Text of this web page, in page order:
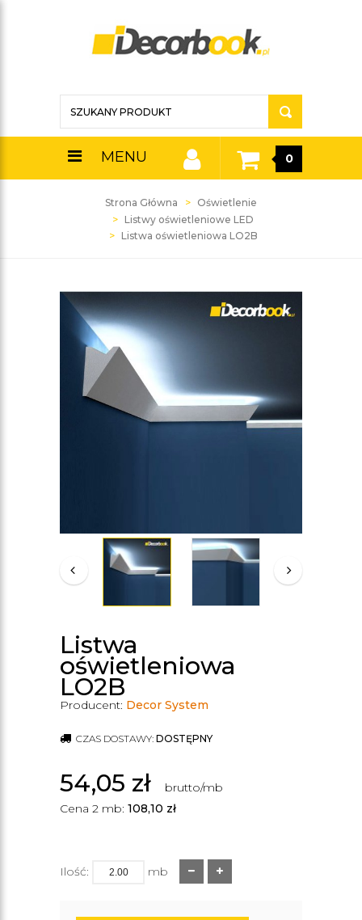
MENU 0
Strona Główna
Oświetlenie
Listwy oświetleniowe LED
Listwa oświetleniowa LO2B
Listwa
oświetleniowa
LO2B
Producent: Decor System
CZAS DOSTAWY: DOSTĘPNY
54,05 zł
brutto/mb
Cena 2 mb: 108,10 zł
Ilość: mb